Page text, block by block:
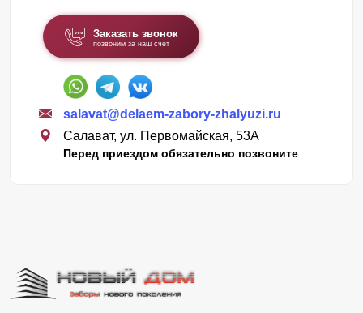
Заказать звонок
позвоним за наш счет
salavat@delaem-zabory-zhalyuzi.ru
Салават, ул. Первомайская, 53А
Перед приездом обязательно позвоните